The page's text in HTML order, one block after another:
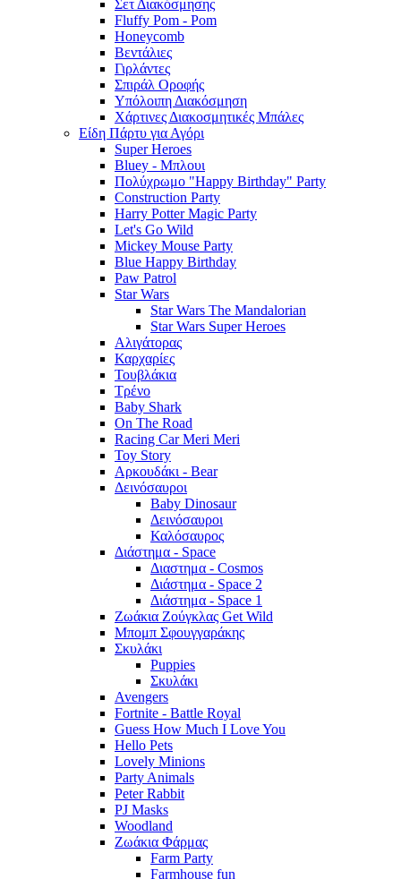
Σετ Διακόσμησης
Fluffy Pom - Pom
Honeycomb
Βεντάλιες
Γιρλάντες
Σπιράλ Οροφής
Υπόλοιπη Διακόσμηση
Χάρτινες Διακοσμητικές Μπάλες
Είδη Πάρτυ για Αγόρι
Super Heroes
Bluey - Μπλουι
Πολύχρωμο "Happy Birthday" Party
Construction Party
Harry Potter Magic Party
Let's Go Wild
Mickey Mouse Party
Blue Happy Birthday
Paw Patrol
Star Wars
Star Wars The Mandalorian
Star Wars Super Heroes
Αλιγάτορας
Καρχαρίες
Τουβλάκια
Τρένο
Baby Shark
On The Road
Racing Car Meri Meri
Toy Story
Αρκουδάκι - Bear
Δεινόσαυροι
Baby Dinosaur
Δεινόσαυροι
Καλόσαυρος
Διάστημα - Space
Διαστημα - Cosmos
Διάστημα - Space 2
Διάστημα - Space 1
Ζωάκια Ζούγκλας Get Wild
Μπομπ Σφουγγαράκης
Σκυλάκι
Puppies
Σκυλάκι
Avengers
Fortnite - Battle Royal
Guess How Much I Love You
Hello Pets
Lovely Minions
Party Animals
Peter Rabbit
PJ Masks
Woodland
Ζωάκια Φάρμας
Farm Party
Farmhouse fun